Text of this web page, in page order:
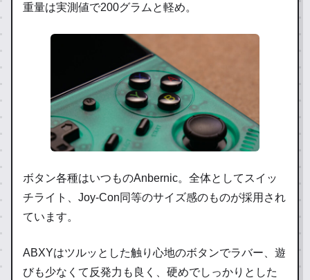
重量は実測値で200グラムと軽め。
ボタン各種はいつものAnbernic。全体としてスイッ
チライト、Joy-Con同等のサイズ感のものが採用され
ています。
ABXYはツルッとした触り心地のボタンでラバー、遊
びも少なくて反発力も良く、硬めでしっかりとした